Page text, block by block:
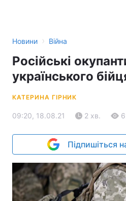
Новини › Війна
Російські
українського
КАТЕРИНА ГІРНИК
09:20, 18.08.21 2 хв.
Підпишіться